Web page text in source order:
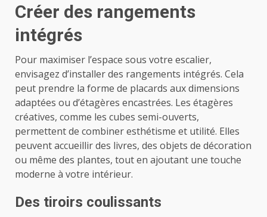
Créer des rangements
intégrés
Pour maximiser l’espace sous votre escalier,
envisagez d’installer des rangements intégrés. Cela
peut prendre la forme de placards aux dimensions
adaptées ou d’étagères encastrées. Les étagères
créatives, comme les cubes semi-ouverts,
permettent de combiner esthétisme et utilité. Elles
peuvent accueillir des livres, des objets de décoration
ou même des plantes, tout en ajoutant une touche
moderne à votre intérieur.
Des tiroirs coulissants